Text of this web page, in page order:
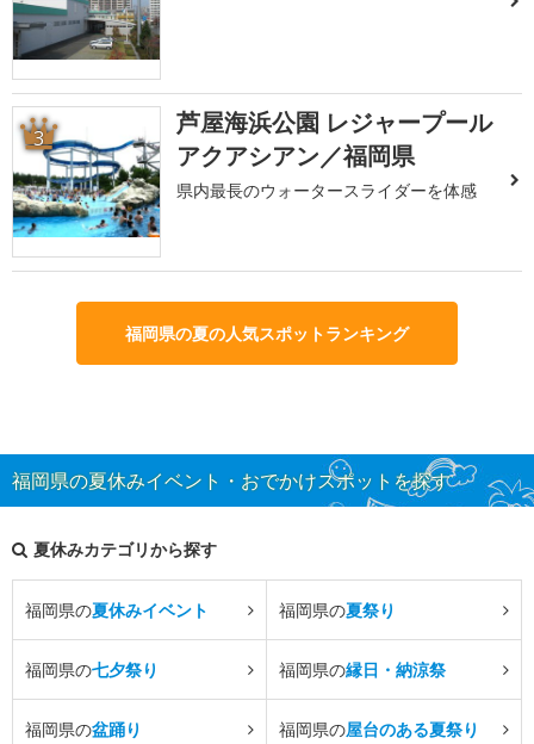
3
芦屋海浜公園 レジャープール
アクアシアン／福岡県
県内最長のウォータースライダーを体感
福岡県の夏の人気スポットランキング
福岡県の夏休みイベント・おでかけスポットを探す
夏休みカテゴリから探す
福岡県の夏休みイベント 福岡県の夏祭り
福岡県の七夕祭り 福岡県の縁日・納涼祭
福岡県の盆踊り 福岡県の屋台のある夏祭り